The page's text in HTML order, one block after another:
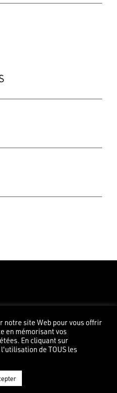
Basé sur 138 avis
notre site Web pour vous offrir
en mémorisant vos
En cliquant sur
de TOUS les